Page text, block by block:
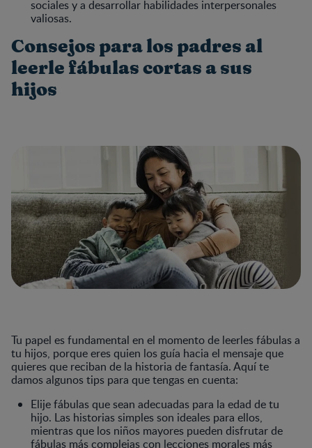
sociales y a desarrollar habilidades interpersonales
valiosas.
Consejos para los padres al
leerle fábulas cortas a sus
hijos
Tu papel es fundamental en el momento de leerles fábulas a
tu hijos, porque eres quien los guía hacia el mensaje que
quieres que reciban de la historia de fantasía. Aquí te
damos algunos tips para que tengas en cuenta:
Elije fábulas que sean adecuadas para la edad de tu
hijo. Las historias simples son ideales para ellos,
mientras que los niños mayores pueden disfrutar de
fábulas más complejas con lecciones morales más